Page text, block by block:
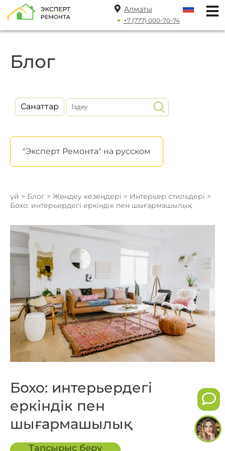
Алматы
+7 (777) 000-70-74
Блог
Санаттар
"Эксперт Ремонта" на русском
үй > Блог > Жөндеу кезеңдері > Интерьер стильдері >
Бохо: интерьердегі еркіндік пен шығармашылық
Бохо: интерьердегі
еркіндік пен
шығармашылық
Тапсырыс беру